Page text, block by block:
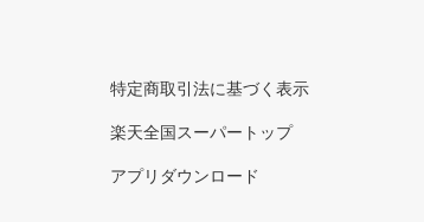
特定商取引法に基づく表示
楽天全国スーパートップ
アプリダウンロード